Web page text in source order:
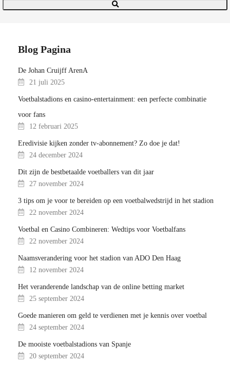
Blog Pagina
De Johan Cruijff ArenA
21 juli 2025
Voetbalstadions en casino-entertainment: een perfecte combinatie
voor fans
12 februari 2025
Eredivisie kijken zonder tv-abonnement? Zo doe je dat!
24 december 2024
Dit zijn de bestbetaalde voetballers van dit jaar
27 november 2024
3 tips om je voor te bereiden op een voetbalwedstrijd in het stadion
22 november 2024
Voetbal en Casino Combineren: Wedtips voor Voetbalfans
22 november 2024
Naamsverandering voor het stadion van ADO Den Haag
12 november 2024
Het veranderende landschap van de online betting market
25 september 2024
Goede manieren om geld te verdienen met je kennis over voetbal
24 september 2024
De mooiste voetbalstadions van Spanje
20 september 2024